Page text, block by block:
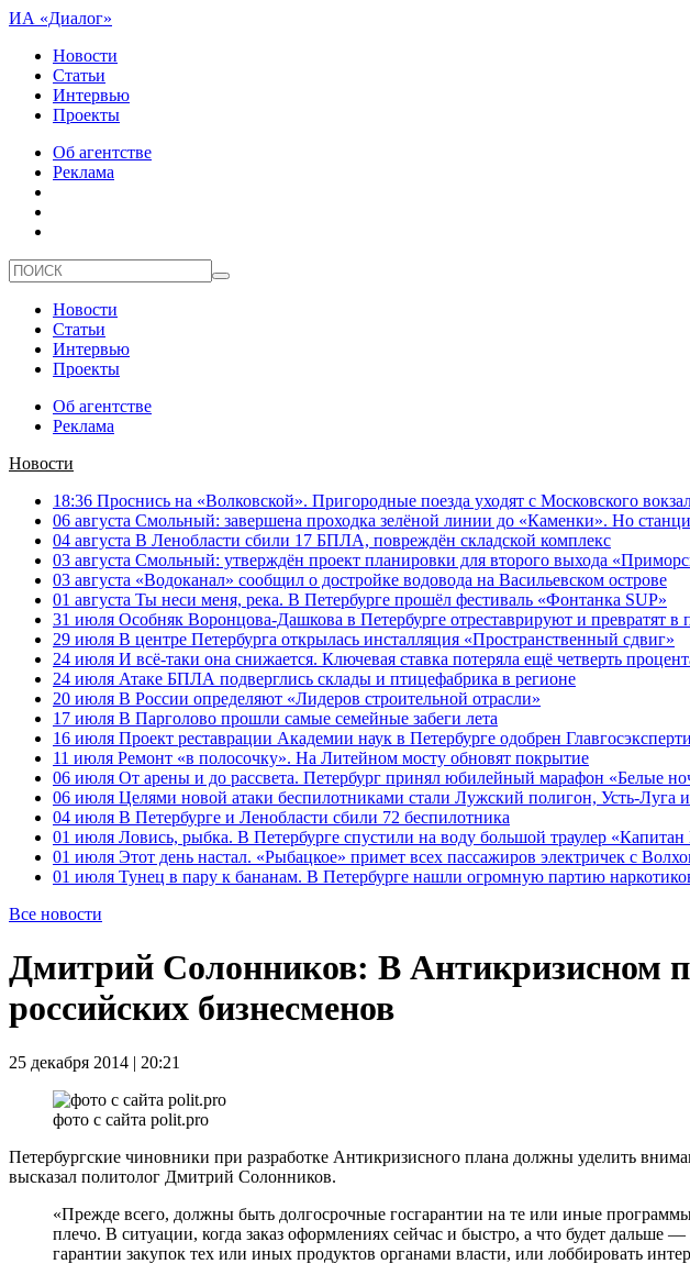
ИА «Диалог»
Новости
Статьи
Интервью
Проекты
Об агентстве
Реклама
Новости
Статьи
Интервью
Проекты
Об агентстве
Реклама
Новости
18:36 Проснись на «Волковской». Пригородные поезда уходят с Московского
06 августа Смольный: завершена проходка зелёной линии до «Каменки». Но
04 августа В Ленобласти сбили 17 БПЛА, повреждён складской комплекс
03 августа Смольный: утверждён проект планировки для второго выхода
03 августа «Водоканал» сообщил о достройке водовода на Васильевском острове
01 августа Ты неси меня, река. В Петербурге прошёл фестиваль «Фонтанка SUP»
31 июля Особняк Воронцова-Дашкова в Петербурге отреставрируют и превратят в
29 июля В центре Петербурга открылась инсталляция «Пространственный сдвиг»
24 июля И всё-таки она снижается. Ключевая ставка потеряла ещё четверть
24 июля Атаке БПЛА подверглись склады и птицефабрика в регионе
20 июля В России определяют «Лидеров строительной отрасли»
17 июля В Парголово прошли самые семейные забеги лета
16 июля Проект реставрации Академии наук в Петербурге одобрен
11 июля Ремонт «в полосочку». На Литейном мосту обновят покрытие
06 июля От арены и до рассвета. Петербург принял юбилейный марафон «Белые
06 июля Целями новой атаки беспилотниками стали Лужский полигон, Усть-Луга
04 июля В Петербурге и Ленобласти сбили 72 беспилотника
01 июля Ловись, рыбка. В Петербурге спустили на воду большой траулер «Капитан
01 июля Этот день настал. «Рыбацкое» примет всех пассажиров электричек с
01 июля Тунец в пару к бананам. В Петербурге нашли огромную партию
Все новости
Дмитрий Солонников: В Антикризисном
российских бизнесменов
25 декабря 2014 | 20:21
фото с сайта polit.pro
Петербургские чиновники при разработке Антикризисного плана должны уделить
высказал политолог Дмитрий Солонников.
«Прежде всего, должны быть долгосрочные госгарантии на те или иные
плечо. В ситуации, когда заказ оформлениях сейчас и быстро, а что будет дальше
гарантии закупок тех или иных продуктов органами власти, или лоббировать